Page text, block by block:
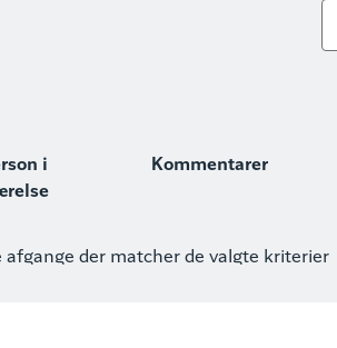
i
Kommentarer
afgange der matcher de valgte kriterier